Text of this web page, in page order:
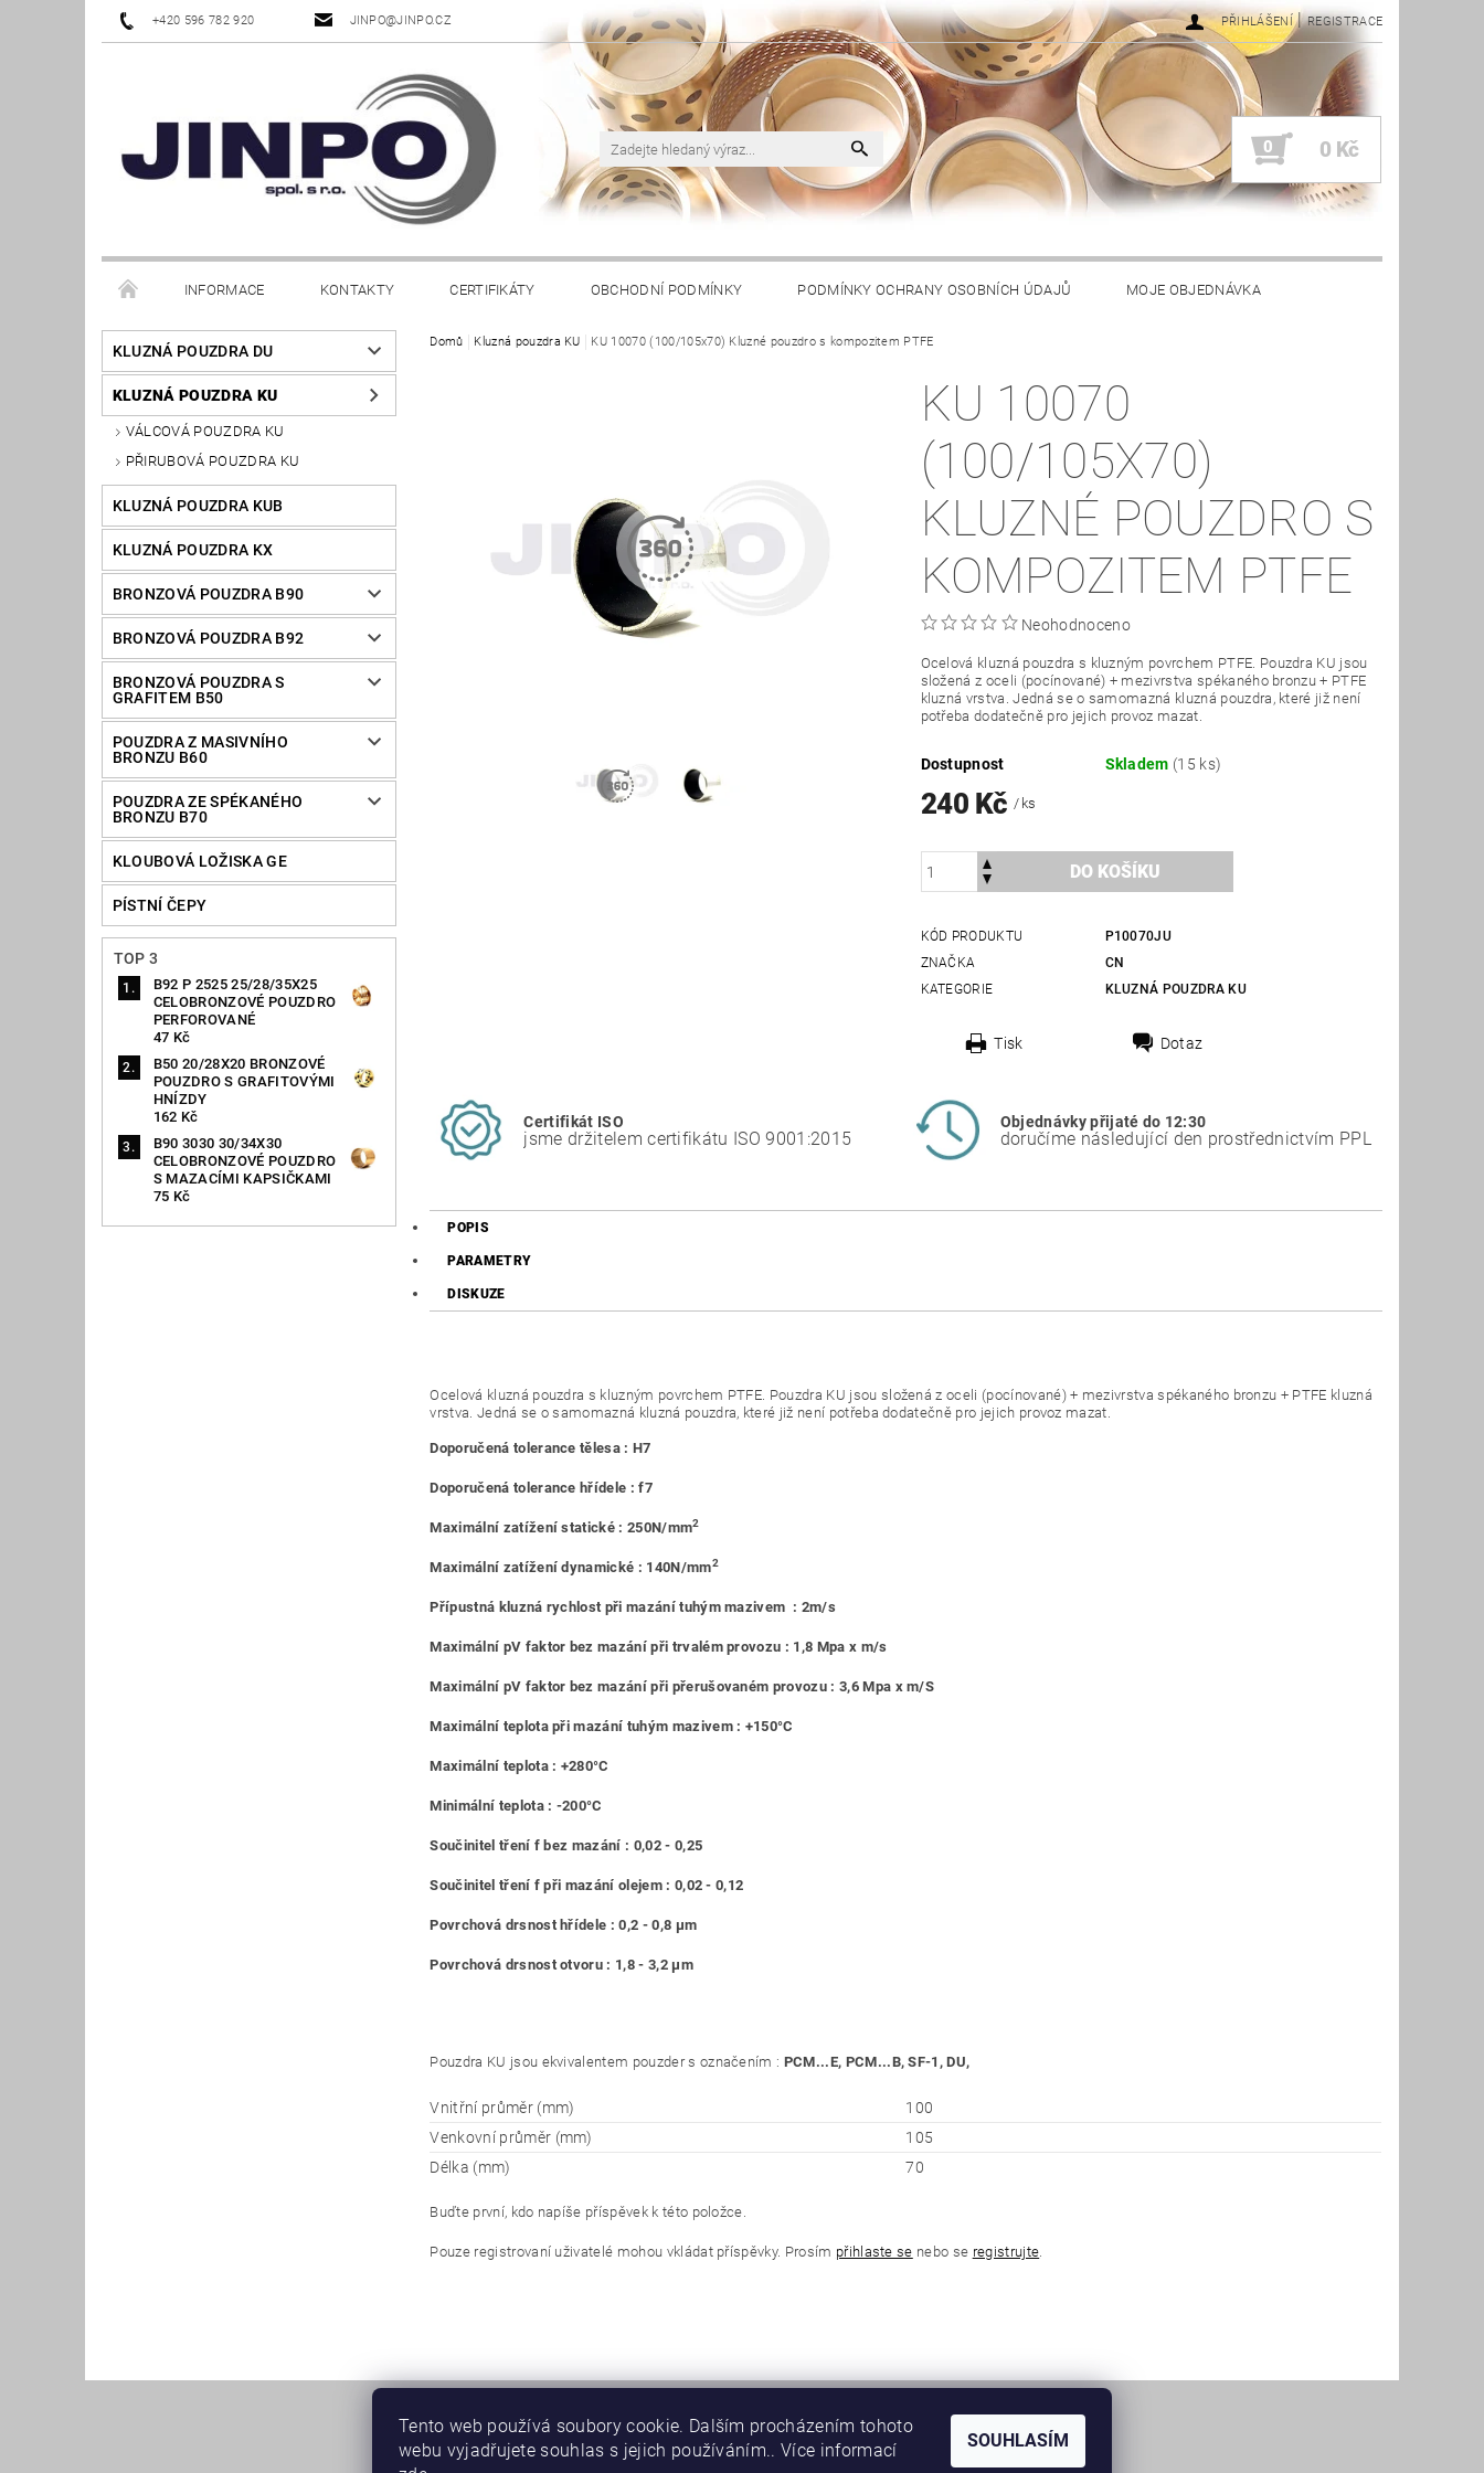
+420 596 782 920 JINPO@JINPO.CZ PŘIHLÁŠENÍ | REGISTRACE
0 0 Kč
INFORMACE KONTAKTY CERTIFIKÁTY OBCHODNÍ PODMÍNKY PODMÍNKY OCHRANY OSOBNÍCH ÚDAJŮ MOJE OBJEDNÁVKA
KLUZNÁ POUZDRA DU
KLUZNÁ POUZDRA KU
VÁLCOVÁ POUZDRA KU
PŘIRUBOVÁ POUZDRA KU
KLUZNÁ POUZDRA KUB
KLUZNÁ POUZDRA KX
BRONZOVÁ POUZDRA B90
BRONZOVÁ POUZDRA B92
BRONZOVÁ POUZDRA S
GRAFITEM B50
POUZDRA Z MASIVNÍHO
BRONZU B60
POUZDRA ZE SPÉKANÉHO
BRONZU B70
KLOUBOVÁ LOŽISKA GE
PÍSTNÍ ČEPY
TOP 3
B92 P 2525 25/28/35X25
CELOBRONZOVÉ POUZDRO
PERFOROVANÉ
47 Kč
B50 20/28X20 BRONZOVÉ
POUZDRO S GRAFITOVÝMI
HNÍZDY
162 Kč
B90 3030 30/34X30
CELOBRONZOVÉ POUZDRO
S MAZACÍMI KAPSIČKAMI
75 Kč
Domů Kluzná pouzdra KU KU 10070 (100/105x70) Kluzné pouzdro s kompozitem PTFE
KU 10070
(100/105X70)
KLUZNÉ POUZDRO S
KOMPOZITEM PTFE
Neohodnoceno
Ocelová kluzná pouzdra s kluzným povrchem PTFE. Pouzdra KU jsou
složená z oceli (pocínované) + mezivrstva spékaného bronzu + PTFE
kluzná vrstva. Jedná se o samomazná kluzná pouzdra, které již není
potřeba dodatečně pro jejich provoz mazat.
Dostupnost Skladem (15 ks)
240 Kč/ ks
KÓD PRODUKTU
P10070JU
ZNAČKA
CN
KATEGORIE
KLUZNÁ POUZDRA KU
Tisk Dotaz
Certifikát ISO
jsme držitelem certifikátu ISO 9001:2015
Objednávky přijaté do 12:30
doručíme následující den prostřednictvím PPL
POPIS
PARAMETRY
DISKUZE
Ocelová kluzná pouzdra s kluzným povrchem PTFE. Pouzdra KU jsou složená z oceli (pocínované) + mezivrstva spékaného bronzu + PTFE kluzná
vrstva. Jedná se o samomazná kluzná pouzdra, které již není potřeba dodatečně pro jejich provoz mazat.
Doporučená tolerance tělesa : H7
Doporučená tolerance hřídele : f7
Maximální zatížení statické : 250N/mm2
Maximální zatížení dynamické : 140N/mm2
Přípustná kluzná rychlost při mazání tuhým mazivem : 2m/s
Maximální pV faktor bez mazání při trvalém provozu : 1,8 Mpa x m/s
Maximální pV faktor bez mazání při přerušovaném provozu : 3,6 Mpa x m/S
Maximální teplota při mazání tuhým mazivem : +150°C
Maximální teplota : +280°C
Minimální teplota : -200°C
Součinitel tření f bez mazání : 0,02 - 0,25
Součinitel tření f při mazání olejem : 0,02 - 0,12
Povrchová drsnost hřídele : 0,2 - 0,8 μm
Povrchová drsnost otvoru : 1,8 - 3,2 μm
Pouzdra KU jsou ekvivalentem pouzder s označením : PCM...E, PCM...B, SF-1, DU,
Vnitřní průměr (mm)
100
Venkovní průměr (mm)
105
Délka (mm)
70
Buďte první, kdo napíše příspěvek k této položce.
Pouze registrovaní uživatelé mohou vkládat příspěvky. Prosím přihlaste se nebo se registrujte.
Tento web používá soubory cookie. Dalším procházením tohoto
webu vyjadřujete souhlas s jejich používáním.. Více informací
SOUHLASÍM